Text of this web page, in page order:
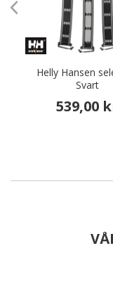
Helly Hansen
Svart
539,00